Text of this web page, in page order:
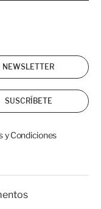
NEWSLETTER
SUSCRÍBETE
y Condiciones